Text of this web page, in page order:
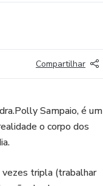
Compartilhar
Sampaio, é um
o corpo dos
vezes tripla (trabalhar